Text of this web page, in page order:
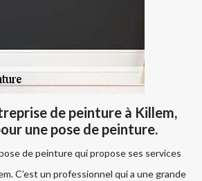
de peinture à Killem,
une pose de peinture.
de peinture qui propose ses services
C’est un professionnel qui a une grande